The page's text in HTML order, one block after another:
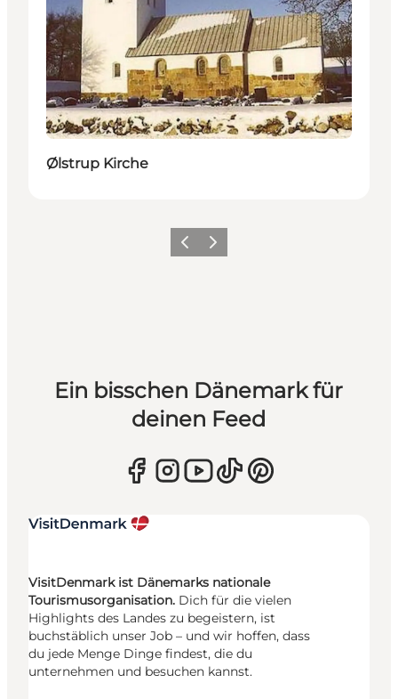
Ølstrup Kirche
ZurückWeiter
Ein bisschen Dänemark für
deinen Feed
VisitDenmark ist Dänemarks nationale
Tourismusorganisation. Dich für die vielen
Highlights des Landes zu begeistern, ist
buchstäblich unser Job – und wir hoffen, dass
du jede Menge Dinge findest, die du
unternehmen und besuchen kannst.